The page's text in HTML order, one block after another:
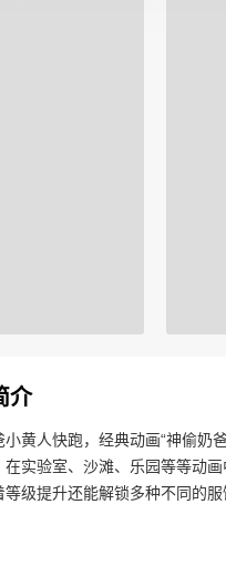
介
小黄人快跑，经典动画“神偷奶
在实验室、沙滩、乐园等等动
等级提升还能解锁多种不同的服